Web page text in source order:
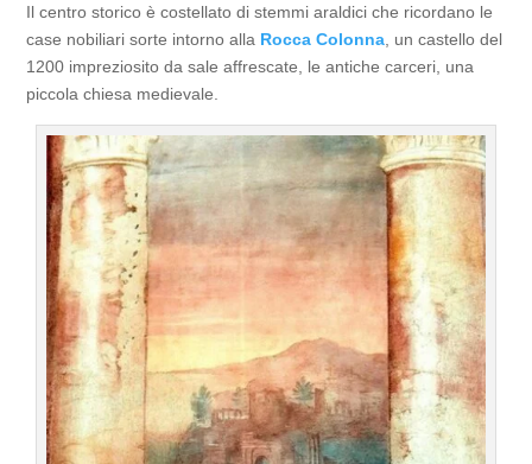
Il centro storico è costellato di stemmi araldici che ricordano le
case nobiliari sorte intorno alla Rocca Colonna , un castello del
1200 impreziosito da sale affrescate, le antiche carceri, una
piccola chiesa medievale.